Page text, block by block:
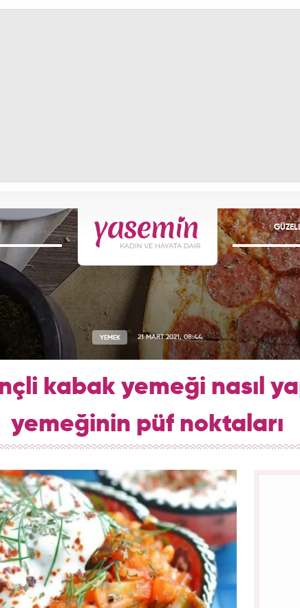
YEMEK 21 MART 2021, 08:44
kabak yemeği nasıl
yemeğinin püf noktaları